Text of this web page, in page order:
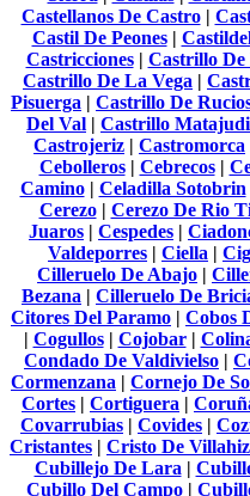
Castellanos De Castro|
Castil De Peones|
Castricciones| Castrillo De
Castrillo De La Vega |
Pisuerga | Castrillo De
Del Val | Castrillo
Castrojeriz | Castromorca
Cebolleros| Cebrecos|
Camino| Celadilla Sotobrin
Cerezo| Cerezo De Rio
Juaros | Cespedes |
Valdeporres | Ciella |
Cilleruelo De Abajo |
Bezana | Cilleruelo De
Citores Del Paramo | Cobos
| Cogullos| Cojobar|
Condado De Valdivielso |
Cormenzana | Cornejo De
Cortes | Cortiguera |
Covarrubias | Covides |
Cristantes | Cristo De
Cubillejo De Lara|
Cubillo Del Campo |